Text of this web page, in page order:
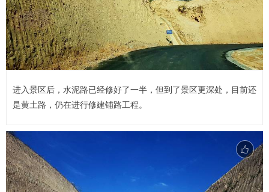
进入景区后，水泥路已经修好了一半，但到了景区更深处，目前还
是黄土路，仍在进行修建铺路工程。